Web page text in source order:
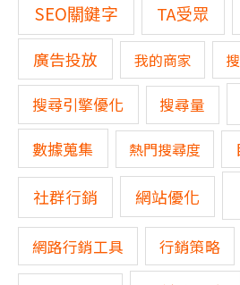
SEO關鍵字 TA受眾
廣告投放
我的商家
搜尋引擎優化 搜尋量
數據蒐集 熱門搜尋度
社群行銷 網站優化
網路行銷工具 行銷策略